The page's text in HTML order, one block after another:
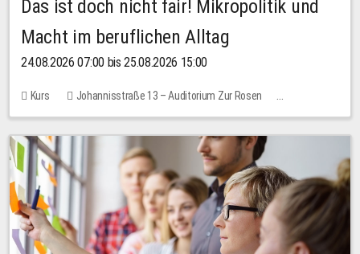
Das ist doch nicht fair! Mikropolitik und
Macht im beruflichen Alltag
24.08.2026 07:00 bis 25.08.2026 15:00
Kurs
Johannisstraße 13 – Auditorium Zur Rosen
Keine freien Plätze